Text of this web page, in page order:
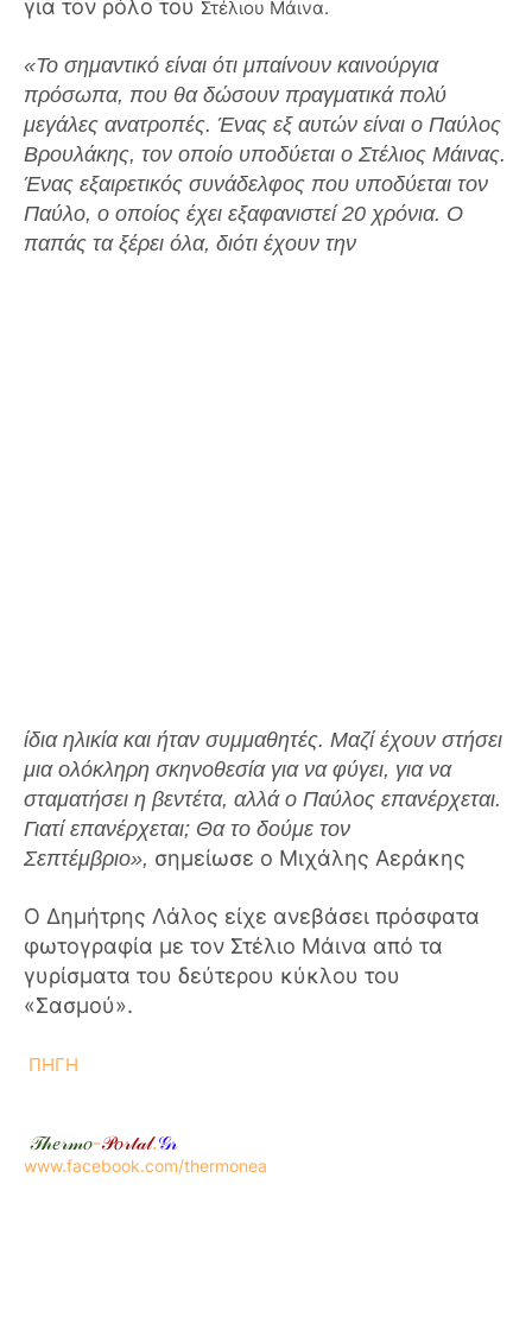
για τον ρόλο του Στέλιου Μάινα.
«Το σημαντικό είναι ότι μπαίνουν καινούργια
πρόσωπα, που θα δώσουν πραγματικά πολύ
μεγάλες ανατροπές. Ένας εξ αυτών είναι ο Παύλος
Βρουλάκης, τον οποίο υποδύεται ο Στέλιος Μάινας.
Ένας εξαιρετικός συνάδελφος που υποδύεται τον
Παύλο, ο οποίος έχει εξαφανιστεί 20 χρόνια. Ο
παπάς τα ξέρει όλα, διότι έχουν την
ίδια ηλικία και ήταν συμμαθητές. Μαζί έχουν στήσει
μια ολόκληρη σκηνοθεσία για να φύγει, για να
σταματήσει η βεντέτα, αλλά ο Παύλος επανέρχεται.
Γιατί επανέρχεται; Θα το δούμε τον
Σεπτέμβριο», σημείωσε ο Μιχάλης Αεράκης
Ο Δημήτρης Λάλος είχε ανεβάσει πρόσφατα
φωτογραφία με τον Στέλιο Μάινα από τα
γυρίσματα του δεύτερου κύκλου του
«Σασμού».
ΠΗΓΗ
𝒯𝒽𝑒𝓇𝓂𝑜-𝒫𝑜𝓇𝓉𝒶𝓁.𝒢𝓇
www.facebook.com/thermonea